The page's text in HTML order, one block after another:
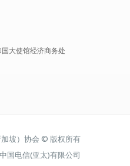
大使馆经济商务处
坡）协会 © 版权所有
国电信(亚太)有限公司